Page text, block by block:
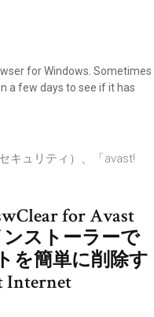
for Windows. Sometimes
a few days to see if it has
キュリティ）、「avast!
for Avast
ンストーラーで
を簡単に削除す
Internet